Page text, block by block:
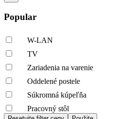
Popular
W-LAN
TV
Zariadenia na varenie
Oddelené postele
Súkromná kúpeľňa
Pracovný stôl